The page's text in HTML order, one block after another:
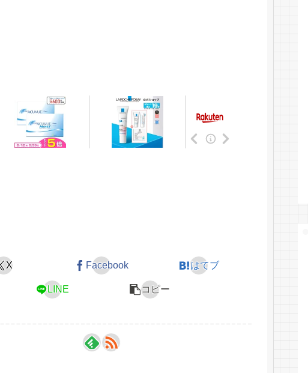
X Facebook はてブ
LINE コピー